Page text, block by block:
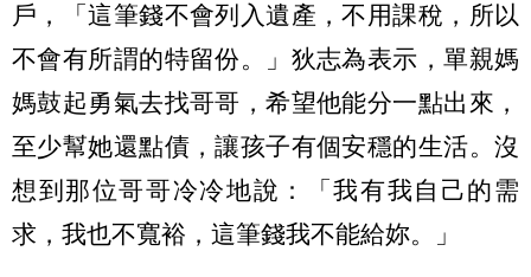
戶，「這筆錢不會列入遺產，不用課稅，所以
不會有所謂的特留份。」狄志為表示，單親媽
媽鼓起勇氣去找哥哥，希望他能分一點出來，
至少幫她還點債，讓孩子有個安穩的生活。沒
想到那位哥哥冷冷地說：「我有我自己的需
求，我也不寬裕，這筆錢我不能給妳。」